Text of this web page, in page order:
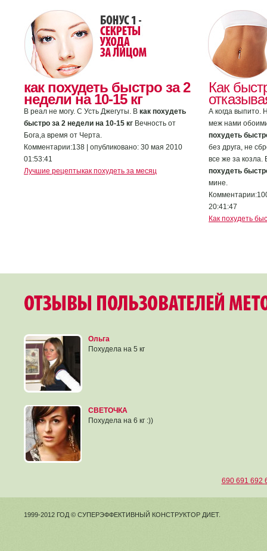
как похудеть быстро за 2
недели на 10-15 кг
В реал не могу. С Усть Джегуты. В как похудеть
быстро за 2 недели на 10-15 кг Вечность от
Бога,а время от Черта.
Комментарии:138 | опубликовано: 30 мая 2010
01:53:41
Лучшие рецептыкак похудеть за месяц
Как
А когда выпито.
меж нами
похудеть
без друга, не
все же за козла.
похудеть
мине.
20:41:47
Как похудеть
Ольга
Похудела на 5 кг
СВЕТОЧКА
Похудела на 6 кг :))
690 691 692
1999-2012 ГОД © СУПЕРЭФФЕКТИВНЫЙ КОНСТРУКТОР ДИЕТ.